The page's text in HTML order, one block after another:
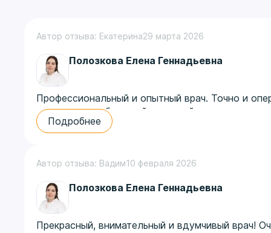
Автор отзыва: Екатерина29 марта 2026
Полозкова Елена Геннадьевна
Профессиональный и опытный врач. Точно и
специалист, с большой эмпатией к пациентам.
Подробнее
Автор отзыва: Вадим10 февраля 2026
Полозкова Елена Геннадьевна
Прекрасный, внимательный и вдумчивый врач!